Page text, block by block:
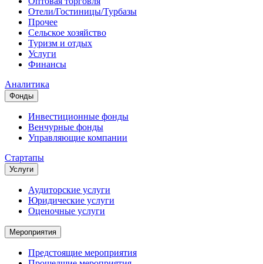
Отели/Гостиницы/Турбазы
Прочее
Сельское хозяйство
Туризм и отдых
Услуги
Финансы
Аналитика
Фонды
Инвестиционные фонды
Венчурные фонды
Управляющие компании
Стартапы
Услуги
Аудиторские услуги
Юридические услуги
Оценочные услуги
Мероприятия
Предстоящие мероприятия